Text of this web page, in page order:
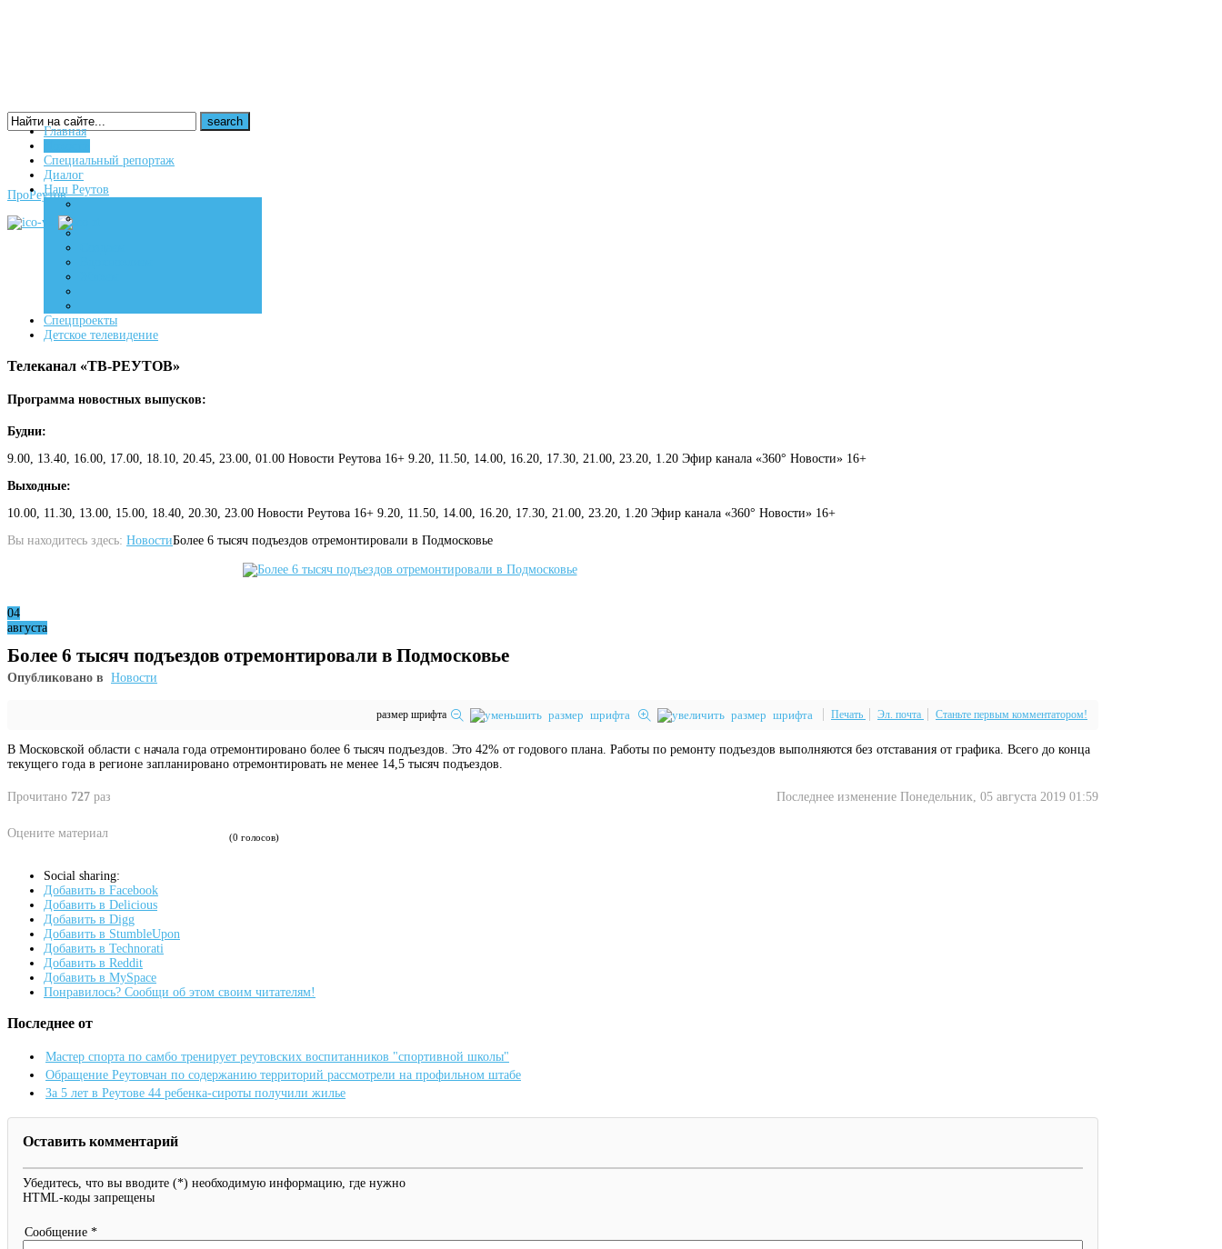
16+
ПроРеутов
Главная
Специальный репортаж
Диалог
Наш Реутов
Спецпроекты
Детское телевидение
Телеканал «ТВ-РЕУТОВ»
Программа новостных выпусков:
Будни:
9.00, 13.40, 16.00, 17.00, 18.10, 20.45, 23.00, 01.00 Новости Реутова 16+ 9.20, 11.50, 14.00, 16.20, 17.30, 21.00, 23.20, 1.20 Эфир канала «360° Новости» 16+
Выходные:
10.00, 11.30, 13.00, 15.00, 18.40, 20.30, 23.00 Новости Реутова 16+ 9.20, 11.50, 14.00, 16.20, 17.30, 21.00, 23.20, 1.20 Эфир канала «360° Новости» 16+
Вы находитесь здесь: НовостиБолее 6 тысяч подъездов отремонтировали в Подмосковье
04
августа
Более 6 тысяч подъездов отремонтировали в Подмосковье
Опубликовано в Новости
размер шрифта Печать Эл. почта Станьте первым комментатором!
В Московской области с начала года отремонтировано более 6 тысяч подъездов. Это 42% от годового плана. Работы по ремонту подъездов выполняются без отставания от графика. Всего до конца
текущего года в регионе запланировано отремонтировать не менее 14,5 тысяч подъездов.
Прочитано 727 раз Последнее изменение Понедельник, 05 августа 2019 01:59
Оцените материал (0 голосов)
Social sharing:
Добавить в Facebook
Добавить в Delicious
Добавить в Digg
Добавить в StumbleUpon
Добавить в Technorati
Добавить в Reddit
Добавить в MySpace
Понравилось? Сообщи об этом своим читателям!
Последнее от
Мастер спорта по самбо тренирует реутовских воспитанников "спортивной школы"
Обращение Реутовчан по содержанию территорий рассмотрели на профильном штабе
За 5 лет в Реутове 44 ребенка-сироты получили жилье
Оставить комментарий
Убедитесь, что вы вводите (*) необходимую информацию, где нужно
HTML-коды запрещены
Сообщение *